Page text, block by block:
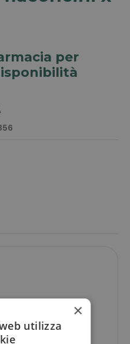
per
Formula
Descrizione
Verisol,
×
utilizza